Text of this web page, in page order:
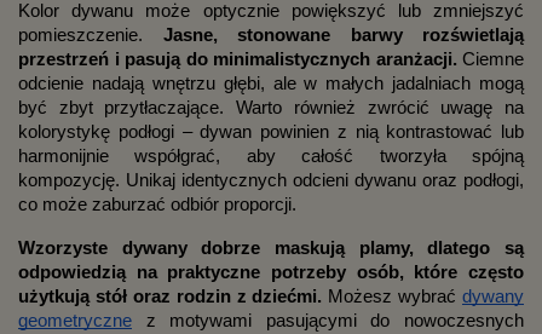
Kolor dywanu może optycznie powiększyć lub zmniejszyć
pomieszczenie. Jasne, stonowane barwy rozświetlają
przestrzeń i pasują do minimalistycznych aranżacji. Ciemne
odcienie nadają wnętrzu głębi, ale w małych jadalniach mogą
być zbyt przytłaczające. Warto również zwrócić uwagę na
kolorystykę podłogi – dywan powinien z nią kontrastować lub
harmonijnie współgrać, aby całość tworzyła spójną
kompozycję. Unikaj identycznych odcieni dywanu oraz podłogi,
co może zaburzać odbiór proporcji.
Wzorzyste dywany dobrze maskują plamy,
dlatego są
odpowiedzią na praktyczne potrzeby osób, które często
użytkują stół oraz rodzin z dziećmi. Możesz wybrać dywany
geometryczne z motywami pasującymi do nowoczesnych